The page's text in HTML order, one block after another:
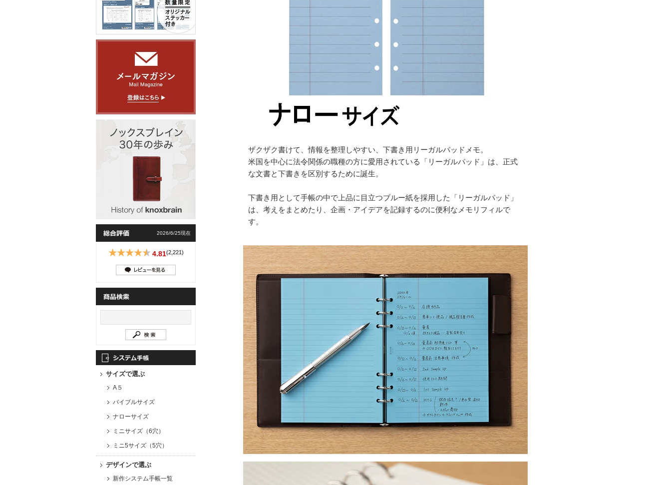
ザクザク書けて、情報を整理しやすい、下書き用リーガルパッドメモ。
米国を中心に法令関係の職種の方に愛用されている「リーガルパッド」は、正式
な文書と下書きを区別するために誕生。
下書き用として手帳の中で上品に目立つブルー紙を採用した「リーガルパッド」
は、考えをまとめたり、企画・アイデアを記録するのに便利なメモリフィルで
す。